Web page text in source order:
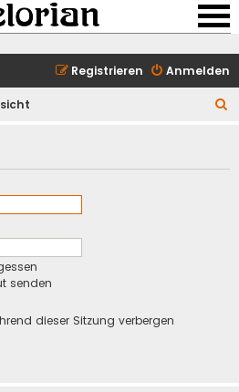
Anmelden
Registrieren
h
senden
dieser Sitzung verbergen